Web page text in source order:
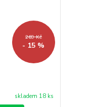
269 Kč
- 15 %
skladem 18 ks